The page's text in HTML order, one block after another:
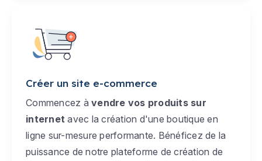
Créer un site e-commerce
Commencez à vendre vos produits sur
internet avec la création d'une boutique en
ligne sur-mesure performante. Bénéficez de la
puissance de notre plateforme de création de